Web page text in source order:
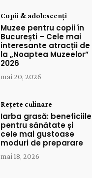
Copii & adolescenți
Muzee pentru copii în
București – Cele mai
interesante atracții de
la „Noaptea Muzeelor”
2026
mai 20, 2026
Rețete culinare
Iarba grasă: beneficiile
pentru sănătate și
cele mai gustoase
moduri de preparare
mai 18, 2026